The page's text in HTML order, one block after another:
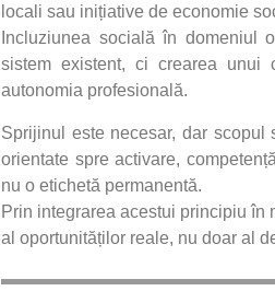
locali sau inițiative de economie
Incluziunea socială în domeniul
sistem existent, ci crearea unui
autonomia profesională.
Sprijinul este necesar, dar scopul
orientate spre activare,
nu o etichetă permanentă.
Prin integrarea acestui principiu în
al oportunităților reale, nu doar al